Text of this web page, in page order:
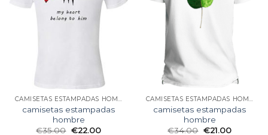
CAMISETAS ESTAMPADAS HOMBRE
camisetas estampadas
hombre
€35.00 €22.00
CAMISETAS ESTAMPADAS HOMBRE
camisetas estampadas
hombre
€34.00 €21.00